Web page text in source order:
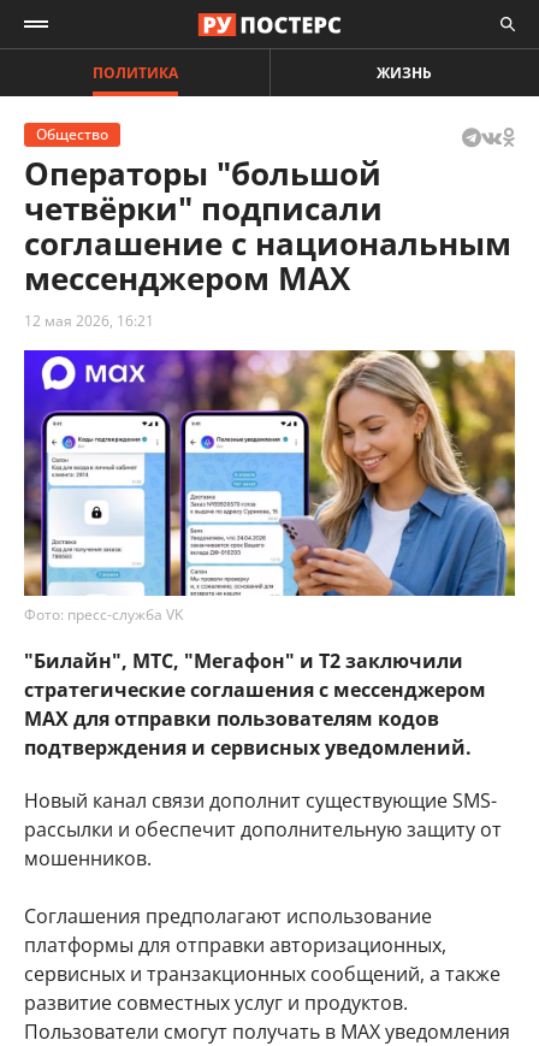
ПОЛИТИКА ЖИЗНЬ
Общество
Операторы "большой
четвёрки" подписали
соглашение с национальным
мессенджером MAX
12 мая 2026, 16:21
Фото: пресс-служба VK
"Билайн", МТС, "Мегафон" и T2 заключили
стратегические соглашения с мессенджером
MAX для отправки пользователям кодов
подтверждения и сервисных уведомлений.
Новый канал связи дополнит существующие SMS-
рассылки и обеспечит дополнительную защиту от
мошенников.
Соглашения предполагают использование
платформы для отправки авторизационных,
сервисных и транзакционных сообщений, а также
развитие совместных услуг и продуктов.
Пользователи смогут получать в MAX уведомления